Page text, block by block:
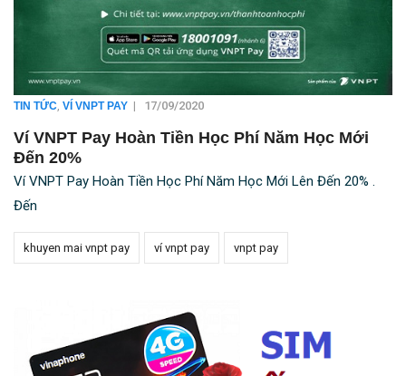
TIN TỨC VÍ VNPT PAY | 17/09/2020
Ví VNPT Pay Hoàn Tiền Học Phí Năm Học Mới
Đến 20%
Ví VNPT Pay Hoàn Tiền Học Phí Năm Học Mới Lên Đến 20% .
Đến
khuyen mai vnpt pay ví vnpt pay vnpt pay